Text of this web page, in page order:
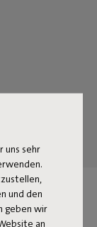
uns sehr
und den
geben wir
an